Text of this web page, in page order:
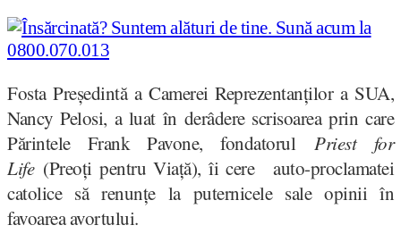
Fosta Președintă a Camerei Reprezentanților a SUA,
Nancy Pelosi, a luat în derâdere scrisoarea prin care
Părintele Frank Pavone, fondatorulPriest for
Life(Preoți pentru Viață), îi cere auto-proclamatei
catolice să renunțe la puternicele sale opinii în
favoarea avortului.